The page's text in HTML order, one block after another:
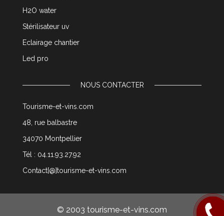
H2O water
Stérilisateur uv
Eclairage chantier
Led pro
NOUS CONTACTER
Tourisme-et-vins.com
48, rue balbastre
34070 Montpellier
Tél : 04.11.93.27.92
Contact[@]tourisme-et-vins.com
© 2003 tourisme-et-vins.com